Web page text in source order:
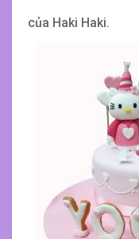
của Haki Haki.